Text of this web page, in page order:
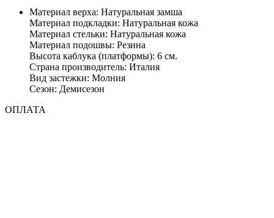
Материал верха: Натуральная замша
Материал подкладки: Натуральная кожа
Материал стельки: Натуральная кожа
Материал подошвы: Резина
Высота каблука (платформы): 6 см.
Страна производитель: Италия
Вид застежки: Молния
Сезон: Демисезон
ОПЛАТА